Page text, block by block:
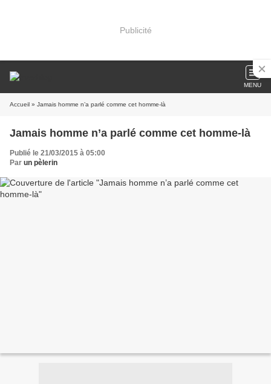
Publicité
MENU
Accueil » Jamais homme n’a parlé comme cet homme-là
Jamais homme n’a parlé comme cet homme-là
Publié le 21/03/2015 à 05:00
Par un pèlerin